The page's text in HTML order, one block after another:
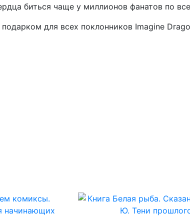
биться чаще у миллионов фанатов по
для всех поклонников Imagine